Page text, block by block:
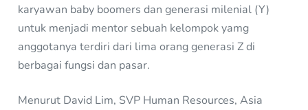
karyawan baby boomers dan generasi milenial (Y)
untuk menjadi mentor sebuah kelompok yamg
anggotanya terdiri dari lima orang generasi Z di
berbagai fungsi dan pasar.
Menurut David Lim, SVP Human Resources, Asia